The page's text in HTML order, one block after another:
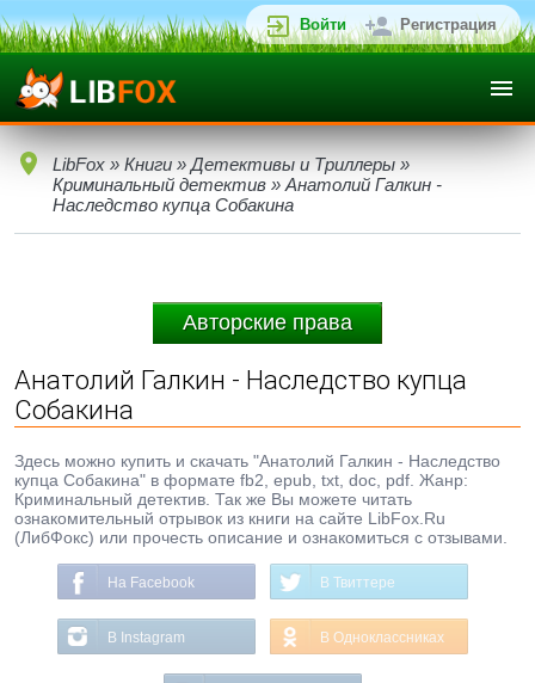
Войти Регистрация
LibFox » Книги » Детективы и Триллеры »
Криминальный детектив » Анатолий Галкин -
Наследство купца Собакина
Авторские права
Анатолий Галкин - Наследство купца
Собакина
Здесь можно купить и скачать "Анатолий Галкин - Наследство
купца Собакина" в формате fb2, epub, txt, doc, pdf. Жанр:
Криминальный детектив. Так же Вы можете читать
ознакомительный отрывок из книги на сайте LibFox.Ru
(ЛибФокс) или прочесть описание и ознакомиться с отзывами.
На Facebook В Твиттере
В Instagram В Одноклассниках